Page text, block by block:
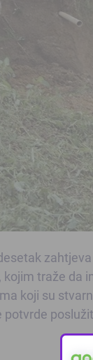
traže da
koji su